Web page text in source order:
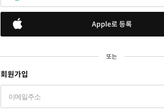
Apple로 등록
또는
회원가입